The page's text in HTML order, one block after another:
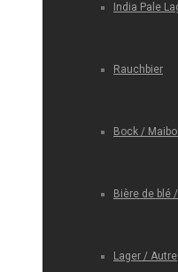
India Pale
Rauchbier
Bock /
Bière de blé
Lager / Autre